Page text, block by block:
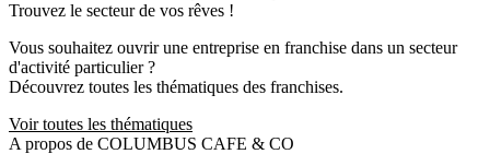
Trouvez le secteur de vos rêves !
Vous souhaitez ouvrir une entreprise en franchise dans un secteur
d'activité particulier ?
Découvrez toutes les thématiques des franchises.
Voir toutes les thématiques
A propos de COLUMBUS CAFE & CO